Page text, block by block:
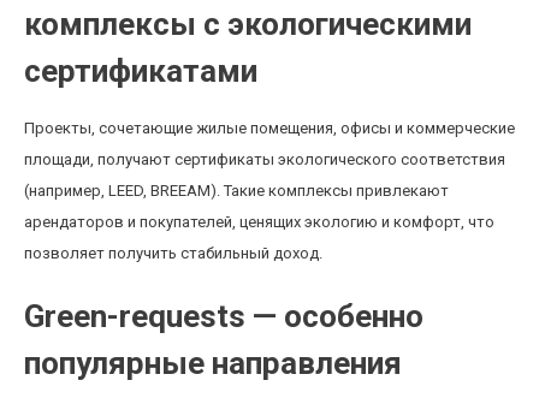
комплексы с экологическими
сертификатами
Проекты, сочетающие жилые помещения, офисы и коммерческие
площади, получают сертификаты экологического соответствия
(например, LEED, BREEAM). Такие комплексы привлекают
арендаторов и покупателей, ценящих экологию и комфорт, что
позволяет получить стабильный доход.
Green-requests — особенно
популярные направления